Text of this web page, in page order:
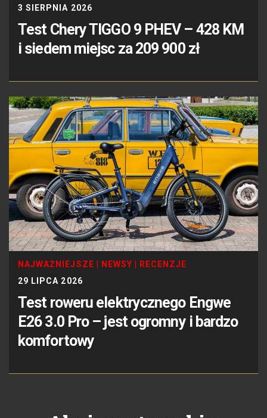
3 SIERPNIA 2026
Test Chery TIGGO 9 PHEV – 428 KM
i siedem miejsc za 209 900 zł
NAJWAŻNIEJSZE NEWSY
RECENZJE
29 LIPCA 2026
Test roweru elektrycznego Engwe
E26 3.0 Pro – jest ogromny i bardzo
komfortowy